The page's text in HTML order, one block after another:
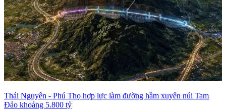
Thái Nguyên - Phú Thọ hợp lực làm đường hầm xuyên núi Tam
Đảo khoảng 5.800 tỷ